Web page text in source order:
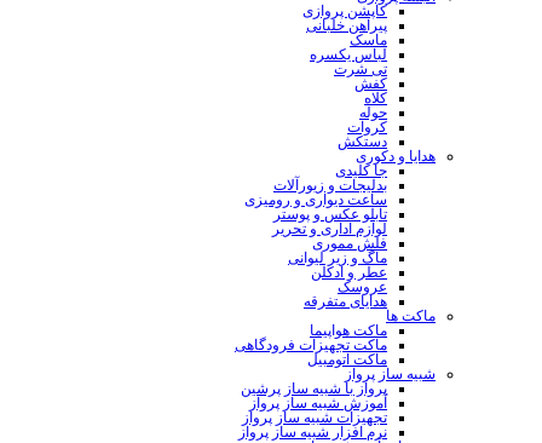
کاپشن پروازی
پیراهن خلبانی
ماسک
لباس یکسره
تی شرت
کفش
کلاه
حوله
کروات
دستکش
هدایا و دکوری
جا کلیدی
بدلیجات و زیورآلات
ساعت دیواری و رومیزی
تابلو عکس و پوستر
لوازم اداری و تحریر
فلش مموری
ماگ و زیر لیوانی
عطر و ادکلن
عروسک
هدایای متفرقه
ماکت ها
ماکت هواپیما
ماکت تجهیزات فرودگاهی
ماکت اتومبیل
شبیه ساز پرواز
پرواز با شبیه ساز پرشین
آموزش شبیه ساز پرواز
تجهیزات شبیه ساز پرواز
نرم افزار شبیه ساز پرواز